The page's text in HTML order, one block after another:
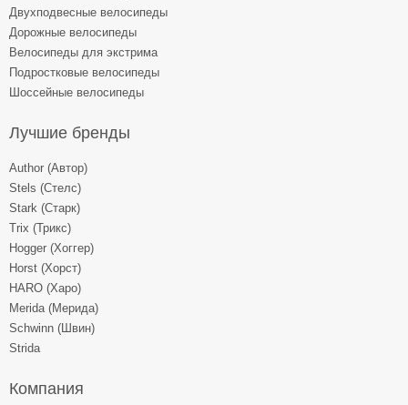
Двухподвесные велосипеды
Дорожные велосипеды
Велосипеды для экстрима
Подростковые велосипеды
Шоссейные велосипеды
Лучшие бренды
Author (Автор)
Stels (Стелс)
Stark (Старк)
Trix (Трикс)
Hogger (Хоггер)
Horst (Хорст)
HARO (Харо)
Merida (Мерида)
Schwinn (Швин)
Strida
Компания